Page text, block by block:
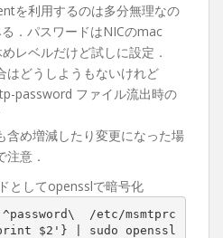
を利用するのは多分無理なの
．パスワードはNICのmac
レベルだけど試しに設定．
はどうしようもないけれど
password ファイル流出時の
含め増減したり変更になった場
意．
としてopensslで暗号化
/etc/msmtprc
$2'} | sudo openssl